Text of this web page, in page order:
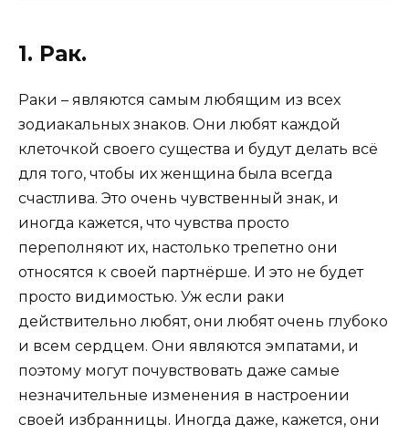
1. Рак.
Раки – являются самым любящим из всех
зодиакальных знаков. Они любят каждой
клеточкой своего существа и будут делать всё
для того, чтобы их женщина была всегда
счастлива. Это очень чувственный знак, и
иногда кажется, что чувства просто
переполняют их, настолько трепетно они
относятся к своей партнёрше. И это не будет
просто видимостью. Уж если раки
действительно любят, они любят очень глубоко
и всем сердцем. Они являются эмпатами, и
поэтому могут почувствовать даже самые
незначительные изменения в настроении
своей избранницы. Иногда даже, кажется, они